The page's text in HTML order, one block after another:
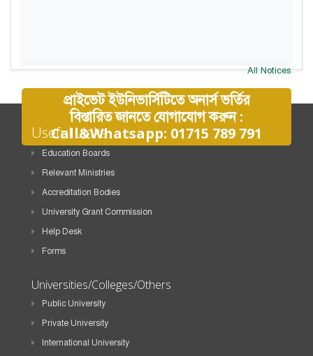
All Notices
প্রাইভেট ইউনিভার্সিটিতে অনার্স ভর্তির
বিস্তারিত জানতে যোগাযোগ করুন :
Call&Whatsapp: 01715 789 791
Useful Links
Education Boards
Relevant Ministries
Accreditation Bodies
University Grant Commission
Help Desk
Forms
Universities/Colleges/Others
Public University
Private University
International University